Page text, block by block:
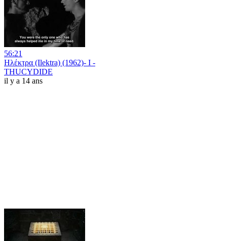
56:21
Ηλέκτρα (Ilektra) (1962)- I -
THUCYDIDE
il y a 14 ans